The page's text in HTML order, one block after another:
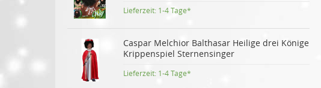
Lieferzeit: 1-4 Tage*
Caspar Melchior Balthasar Heilige drei Könige
Krippenspiel Sternensinger
Lieferzeit: 1-4 Tage*